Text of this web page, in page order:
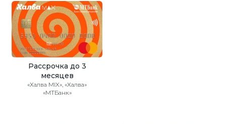
Рассрочка до 3
месяцев
«Халва MIX», «Халва»
«МТБанк»